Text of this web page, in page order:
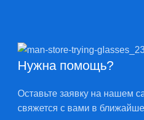
Нужна помощь?
Оставьте заявку на нашем
свяжется с вами в